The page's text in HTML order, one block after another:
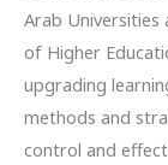
Arab
of Higher
upgrading
methods and
control and